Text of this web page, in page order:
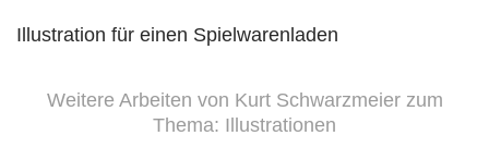
Illustration für einen Spielwarenladen
Weitere Arbeiten von Kurt Schwarzmeier zum
Thema: Illustrationen